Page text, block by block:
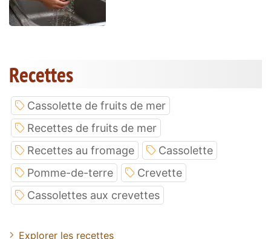
Recettes
Cassolette de fruits de mer
Recettes de fruits de mer
Recettes au fromage
Cassolette
Pomme-de-terre
Crevette
Cassolettes aux crevettes
Explorer les recettes